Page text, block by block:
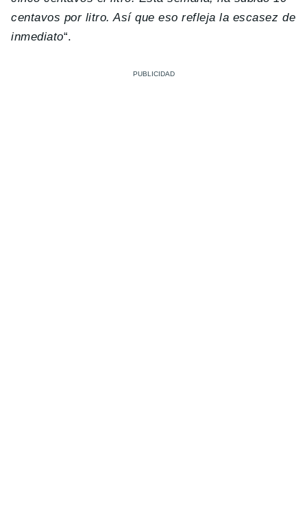
centavos por litro. Así que eso refleja la escasez de
inmediato“.